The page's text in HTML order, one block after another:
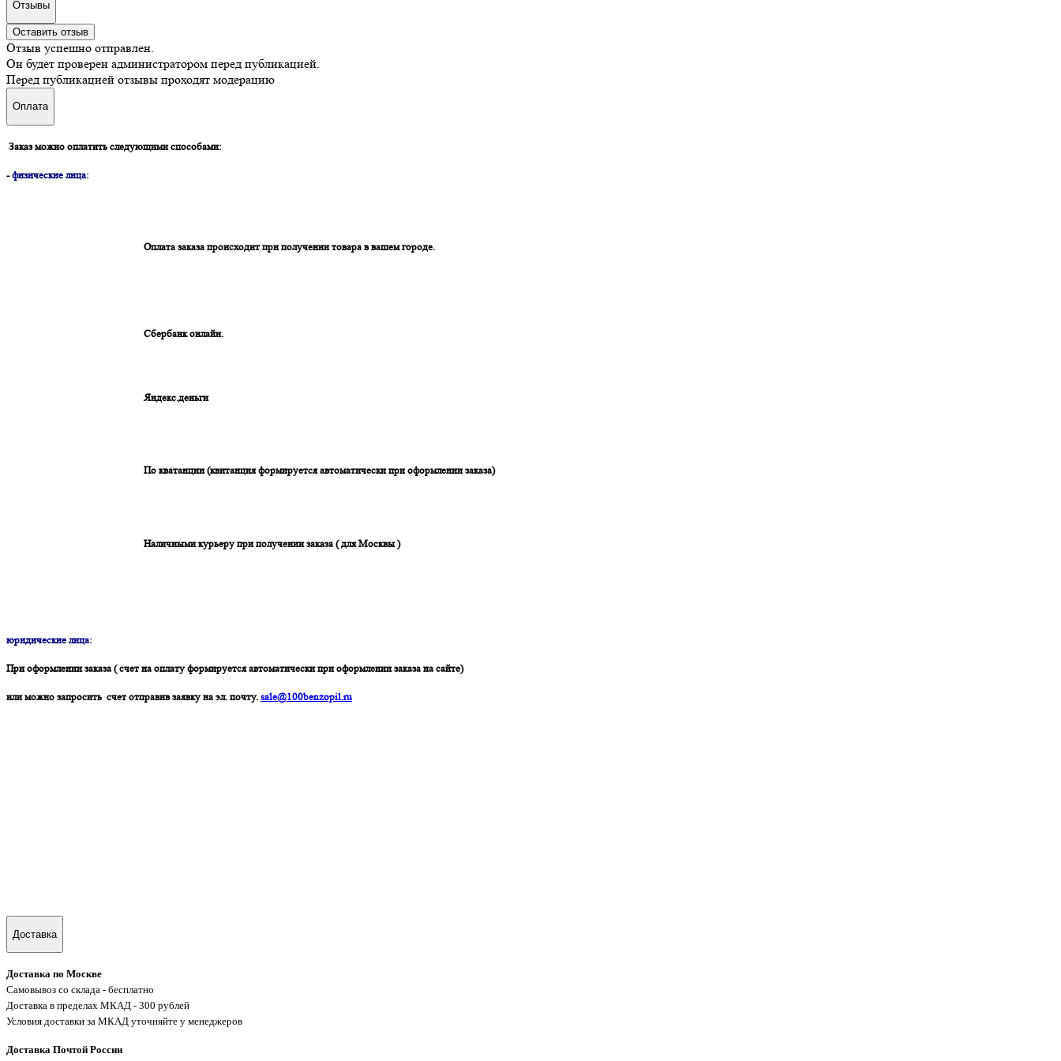
Отзывы
Оставить отзыв
Отзыв успешно отправлен.
Он будет проверен администратором перед публикацией.
Перед публикацией отзывы проходят модерацию
Оплата
Заказ можно оплатить следующими способами:
-физические лица:
Оплата заказа происходит при получении товара в вашем городе.
Сбербанк онлайн.
Яндекс.деньги
По кватанции (квитанция формируется автоматически при оформлении заказа)
Наличными курьеру при получении заказа ( для Москвы )
юридические лица:
При оформлении заказа ( счет на оплату формируется автоматически при оформлении заказа на сайте)
или можно запросить счет отправив заявку на эл. почту. sale@100benzopil.ru
Доставка
Доставка по Москве
Самовывоз со склада - бесплатно
Доставка в пределах МКАД - 300 рублей
Условия доставки за МКАД уточняйте у менеджеров
Доставка Почтой России